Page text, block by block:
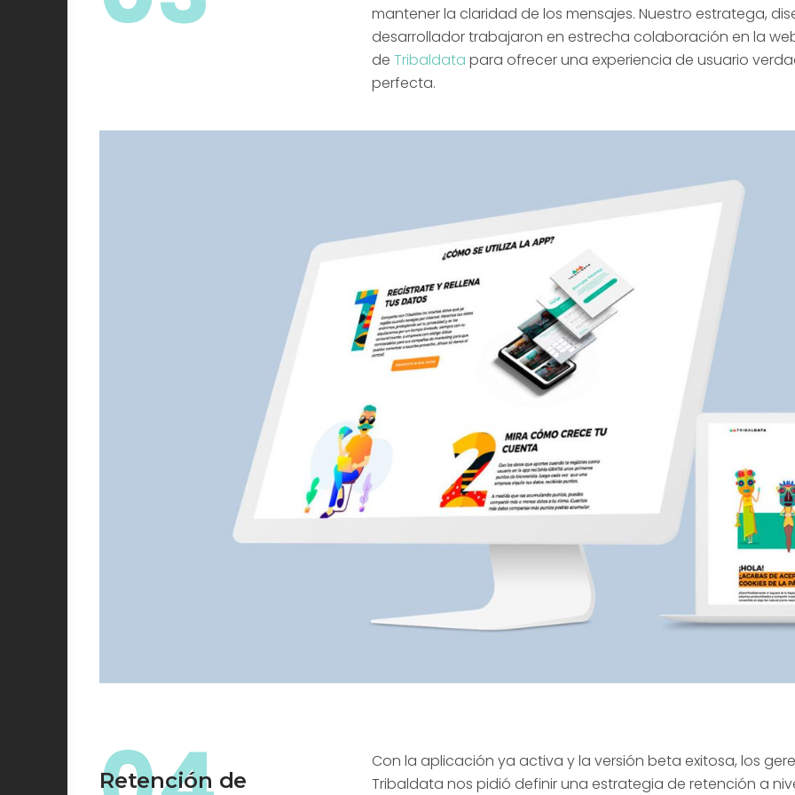
mantener la claridad de los mensajes. Nuestro estratega,
desarrollador trabajaron en estrecha colaboración en la
de Tribaldata para ofrecer una experiencia de usuario
perfecta.
Retención de
Con la aplicación ya activa y la versión beta exitosa, los
Tribaldata nos pidió definir una estrategia de retención a